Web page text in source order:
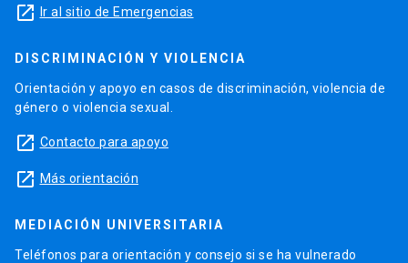
launch Ir al sitio de Emergencias
DISCRIMINACIÓN Y VIOLENCIA
Orientación y apoyo en casos de discriminación, violencia de
género o violencia sexual.
launch Contacto para apoyo
launch Más orientación
MEDIACIÓN UNIVERSITARIA
Teléfonos para orientación y consejo si se ha vulnerado